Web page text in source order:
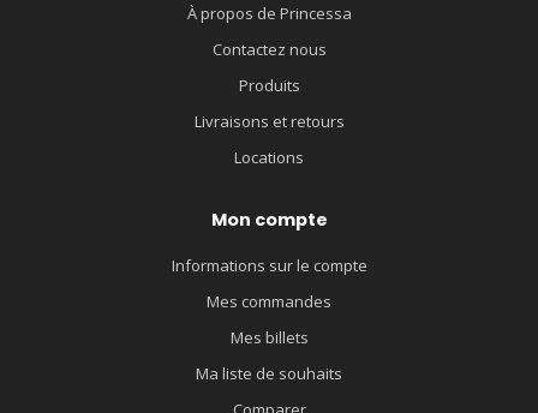
À propos de Princessa
Contactez nous
Produits
Livraisons et retours
Locations
Mon compte
Informations sur le compte
Mes commandes
Mes billets
Ma liste de souhaits